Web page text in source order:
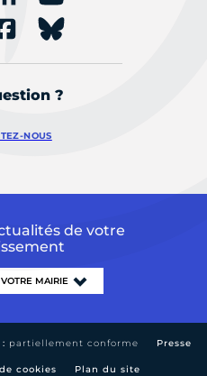
?
NOUS
de votre
partiellement conforme Presse
cookies Plan du site